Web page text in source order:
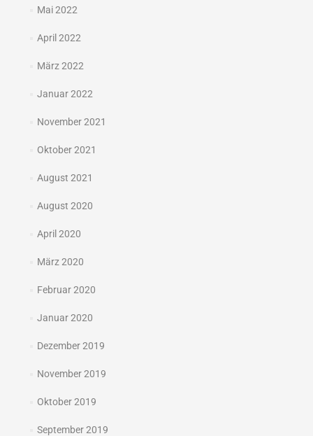
Mai 2022
April 2022
März 2022
Januar 2022
November 2021
Oktober 2021
August 2021
August 2020
April 2020
März 2020
Februar 2020
Januar 2020
Dezember 2019
November 2019
Oktober 2019
September 2019